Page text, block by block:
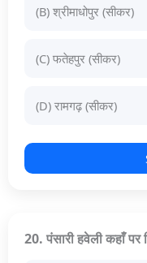
(B) श्रीमाधोपुर (सीकर)
(C) फतेहपुर (सीकर)
(D) रामगढ़ (सीकर)
20. पंसारी हवेली कहाँ पर